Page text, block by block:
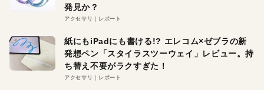
発見か？
アクセサリ レポート
紙にもiPadにも書ける!? エレコム×ゼブラの新
発想ペン「スタイラスツーウェイ」レビュー。持
ち替え不要がラクすぎた！
アクセサリ レポート